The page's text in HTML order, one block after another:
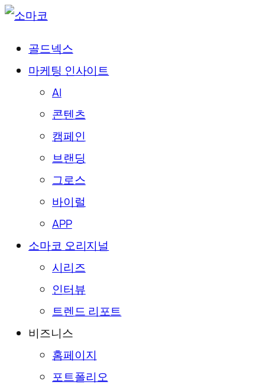
골드넥스
마케팅 인사이트
AI
콘텐츠
캠페인
브랜딩
그로스
바이럴
APP
소마코 오리지널
시리즈
인터뷰
트렌드 리포트
비즈니스
홈페이지
포트폴리오